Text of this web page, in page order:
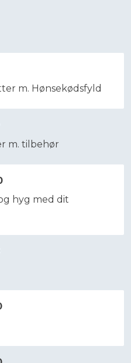
m. Hønsekødsfyld
m. tilbehør​
hyg med dit